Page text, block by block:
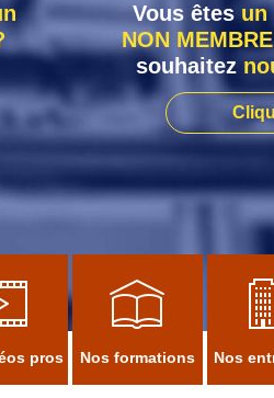
Vous êtes un
NON
souhaitez
pros Nos formations Nos